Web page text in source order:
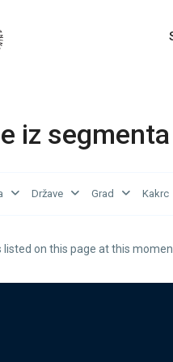
iz
Države Grad Kakrc
on this page at this